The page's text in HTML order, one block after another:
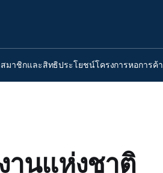
สมาชิกและสิทธิประโยชน์โครงการหอการค้า
านแห่งชาติ